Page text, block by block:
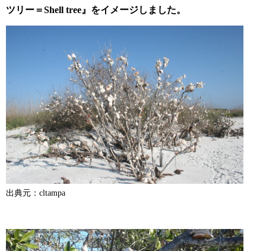
ツリー＝Shell tree』をイメージしました。
出典元：cltampa